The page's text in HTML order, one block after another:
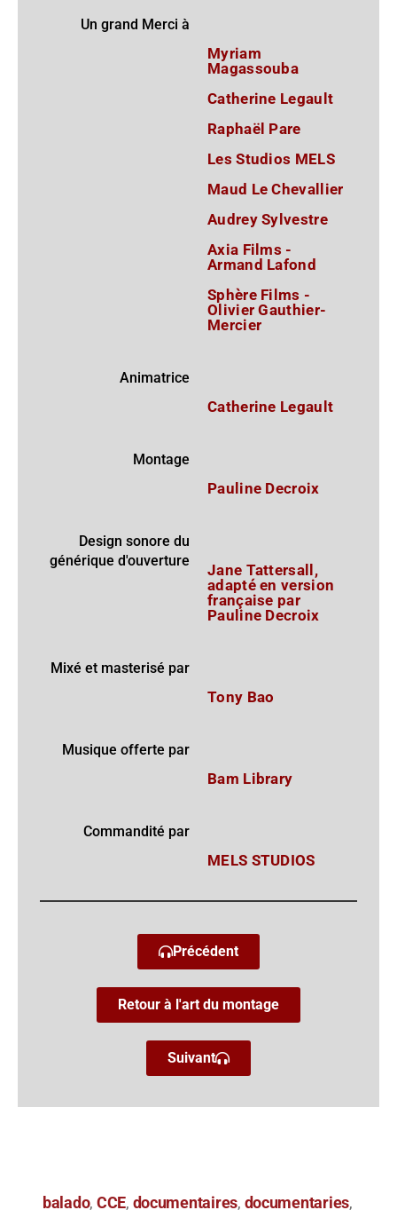
Un grand Merci à
Myriam
Magassouba
Catherine Legault
Raphaël Pare
Les Studios MELS
Maud Le Chevallier
Audrey Sylvestre
Axia Films -
Armand Lafond
Sphère Films -
Olivier Gauthier-
Mercier
Animatrice
Catherine Legault
Montage
Pauline Decroix
Design sonore du
générique d'ouverture
Jane Tattersall,
adapté en version
française par
Pauline Decroix
Mixé et masterisé par
Tony Bao
Musique offerte par
Bam Library
Commandité par
MELS STUDIOS
Précédent
Retour à l'art du montage
Suivant
balado, CCE, documentaires, documentaries,